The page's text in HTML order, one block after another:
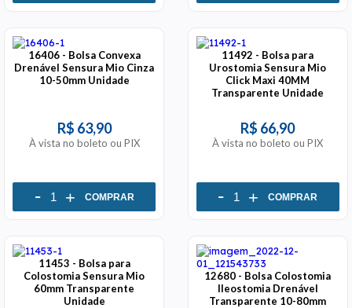
16406 - Bolsa Convexa
Drenável Sensura Mio Cinza
10-50mm Unidade
R$ 63,90
À vista no boleto ou PIX
- + COMPRAR
11492 - Bolsa para
Urostomia Sensura Mio
Click Maxi 40MM
Transparente Unidade
R$ 66,90
À vista no boleto ou PIX
- + COMPRAR
11453 - Bolsa para
Colostomia Sensura Mio
60mm Transparente
Unidade
12680 - Bolsa Colostomia
Ileostomia Drenável
Transparente 10-80mm